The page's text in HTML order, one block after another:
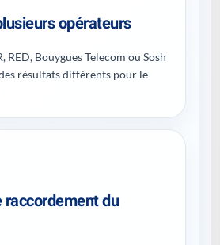
opérateurs
RED, Bouygues Telecom ou Sosh
résultats différents pour le
raccordement du